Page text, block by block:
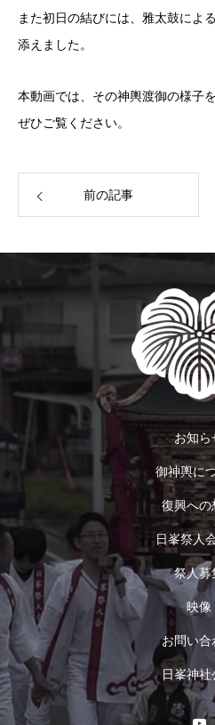
また初日の結びには、雅太鼓によ
添えました。
本動画では、その神輿渡御の様子
ぜひご覧ください。
前の記事
お知ら
御神輿に
復興への
日峯祭人
祭人募
映像
お問い合
日峯神社